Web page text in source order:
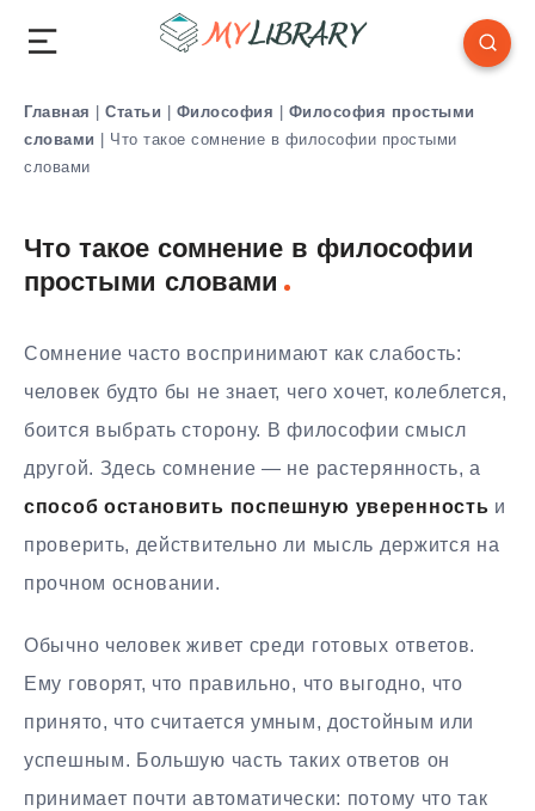
Главная | Статьи | Философия | Философия простыми
словами | Что такое сомнение в философии простыми
словами
Что такое сомнение в философии
простыми словами
Сомнение часто воспринимают как слабость:
человек будто бы не знает, чего хочет, колеблется,
боится выбрать сторону. В философии смысл
другой. Здесь сомнение — не растерянность, а
способ остановить поспешную уверенность и
проверить, действительно ли мысль держится на
прочном основании.
Обычно человек живет среди готовых ответов.
Ему говорят, что правильно, что выгодно, что
принято, что считается умным, достойным или
успешным. Большую часть таких ответов он
принимает почти автоматически: потому что так